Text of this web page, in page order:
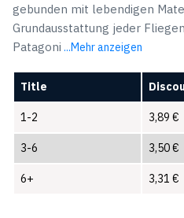
gebunden mit lebendigen
Grundausstattung jeder
Patagoni ...Mehr anzeigen
Title
1-2 3,89 €
3-6 3,50€
6+ 3,31 €